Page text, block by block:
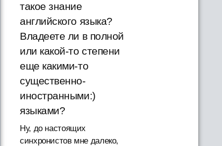
такое знание
английского языка?
Владеете ли в полной
или какой-то степени
еще какими-то
существенно-
иностранными:)
языками?
Ну, до настоящих
синхронистов мне далеко,